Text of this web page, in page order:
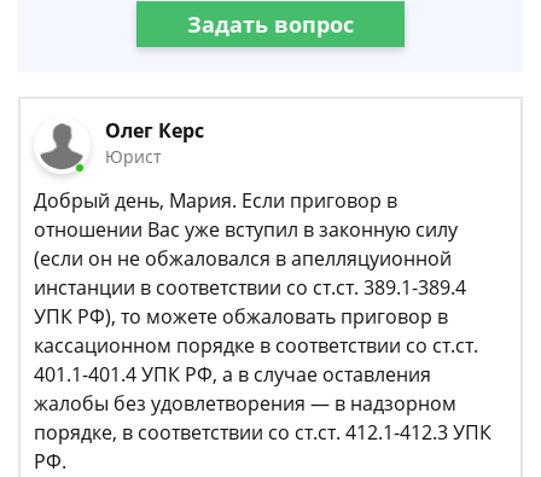
Задать вопрос
Олег Керс
Юрист
Добрый день, Мария. Если приговор в
отношении Вас уже вступил в законную силу
(если он не обжаловался в апелляцуионной
инстанции в соответствии со ст.ст. 389.1-389.4
УПК РФ), то можете обжаловать приговор в
кассационном порядке в соответствии со ст.ст.
401.1-401.4 УПК РФ, а в случае оставления
жалобы без удовлетворения — в надзорном
порядке, в соответствии со ст.ст. 412.1-412.3 УПК
РФ.